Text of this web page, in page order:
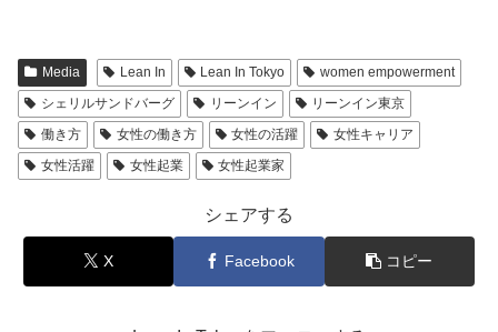
Media Lean In Lean In Tokyo
women empowerment
シェリルサンドバーグ
リーンイン
リーンイン東京
働き方
女性の働き方 女性の活躍
女性キャリア
女性活躍
女性起業 女性起業家
シェアする
X Facebook コピー